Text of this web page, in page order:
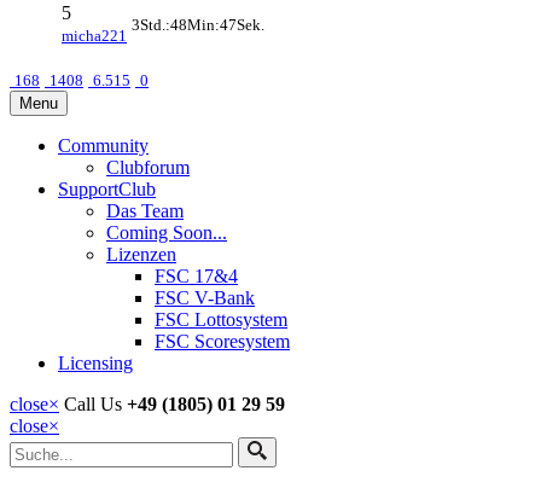
5
micha221
3Std.:48Min:47Sek.
168 1408 6.515 0
Menu
Community
Clubforum
SupportClub
Das Team
Coming Soon...
Lizenzen
FSC 17&4
FSC V-Bank
FSC Lottosystem
FSC Scoresystem
Licensing
close× Call Us +49 (1805) 01 29 59
close×